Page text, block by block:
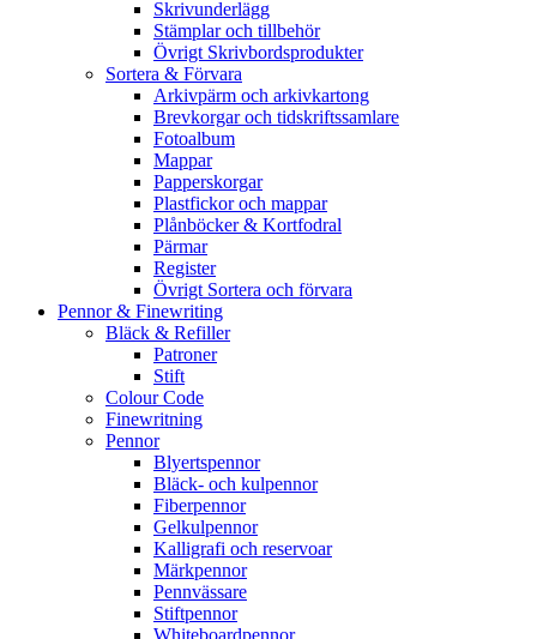
Skrivunderlägg
Stämplar och tillbehör
Övrigt Skrivbordsprodukter
Sortera & Förvara
Arkivpärm och arkivkartong
Brevkorgar och tidskriftssamlare
Fotoalbum
Mappar
Papperskorgar
Plastfickor och mappar
Plånböcker & Kortfodral
Pärmar
Register
Övrigt Sortera och förvara
Pennor & Finewriting
Bläck & Refiller
Patroner
Stift
Colour Code
Finewritning
Pennor
Blyertspennor
Bläck- och kulpennor
Fiberpennor
Gelkulpennor
Kalligrafi och reservoar
Märkpennor
Pennvässare
Stiftpennor
Whiteboardpennor